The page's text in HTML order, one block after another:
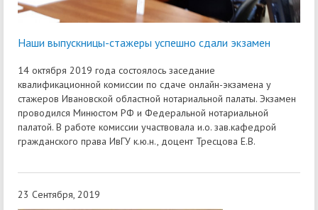
Наши выпускницы-стажеры успешно сдали экзамен
14 октября 2019 года состоялось заседание
квалификационной комиссии по сдаче онлайн-экзамена у
стажеров Ивановской областной нотариальной палаты. Экзамен
проводился Минюстом РФ и Федеральной нотариальной
палатой. В работе комиссии участвовала и.о. зав.кафедрой
гражданского права ИвГУ к.ю.н., доцент Тресцова Е.В.
23 Сентября, 2019